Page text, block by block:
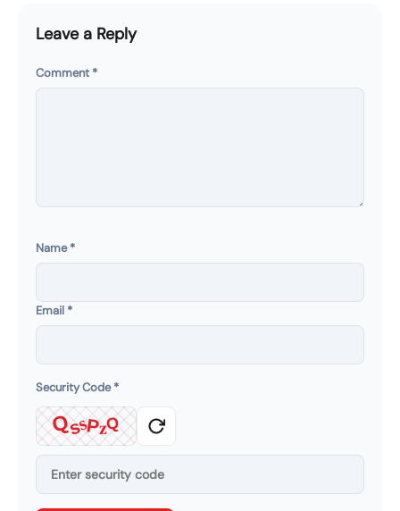
Leave a Reply
Comment *
Name*
Email *
Security Code*
QssPzQ